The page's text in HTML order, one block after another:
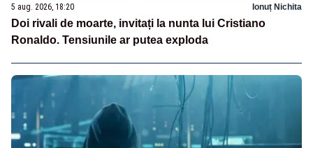
5 aug. 2026, 18:20 Ionuț Nichita
Doi rivali de moarte, invitați la nunta lui Cristiano
Ronaldo. Tensiunile ar putea exploda